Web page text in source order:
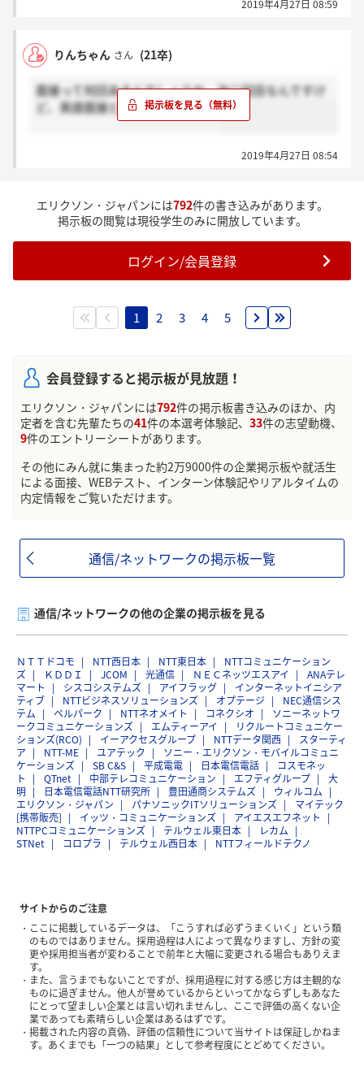
2019年4月27日 08:59
りんちゃん さん (21卒)
面接って何回あるんでしょうか。次二回目なんですけ
ど、英語面接とかもありますかね
2019年4月27日 08:54
エリクソン・ジャパンには792件の書き込みがあります。
掲示板の閲覧は現役学生のみに開放しています。
ログイン/会員登録
1 2 3 4 5
会員登録すると掲示板が見放題！
エリクソン・ジャパンには792件の掲示板書き込みのほか、内
定者を含む先輩たちの41件の本選考体験記、 33件の志望動機、
9件のエントリーシートがあります。
その他にみん就に集まった約2万9000件の企業掲示板や就活生
による面接、WEBテスト、インターン体験記やリアルタイムの
内定情報をご覧いただけます。
通信/ネットワークの掲示板一覧
通信/ネットワークの他の企業の掲示板を見る
ＮＴＴドコモ NTT西日本 NTT東日本
NTTコミュニケーション
ズ
ＫＤＤＩ JCOM 光通信 ＮＥＣネッツエスアイ
ANAテレ
マート
シスコシステムズ アイフラッグ
インターネットイニシア
ティブ
NTTビジネスソリューションズ オプテージ
NEC通信シス
テム
ベルパーク NTTネオメイト コネクシオ
ソニーネットワ
ークコミュニケーションズ
エムティーアイ
リクルートコミュニケー
ションズ(RCO)
イーアクセスグループ NTTデータ関西
スターティ
ア
NTT-ME ユアテック
ソニー・エリクソン・モバイルコミュニ
ケーションズ
SB C&S 平成電電 日本電信電話
コスモネッ
ト
QTnet 中部テレコミュニケーション エフティグループ
大
明
日本電信電話NTT研究所 豊田通商システムズ
ウィルコム
エリクソン・ジャパン
パナソニックITソリューションズ
マイテック
[携帯販売]
イッツ・コミュニケーションズ
アイエスエフネット
NTTPCコミュニケーションズ
テルウェル東日本
レカム
STNet
コロプラ テルウェル西日本 NTTフィールドテクノ
サイトからのご注意
ここに掲載しているデータは、「こうすれば必ずうまくいく」という類
のものではありません。採用過程は人によって異なりますし、方針の変
更や採用担当者が変わることで前年と大幅に変更される場合もありえま
す。
また、言うまでもないことですが、採用過程に対する感じ方は主観的な
ものに過ぎません。他人が誉めているからといってかならずしもあなた
にとって望ましい企業とは言い切れませんし、ここで評価の高くない企
業であっても素晴らしい企業はあるはずです。
掲載された内容の真偽、評価の信頼性について当サイトは保証しかねま
す。あくまでも「一つの結果」として参考程度にとどめてください。